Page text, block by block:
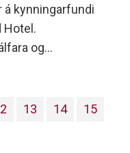
á kynningarfundi
Hotel.
og
13 14
15